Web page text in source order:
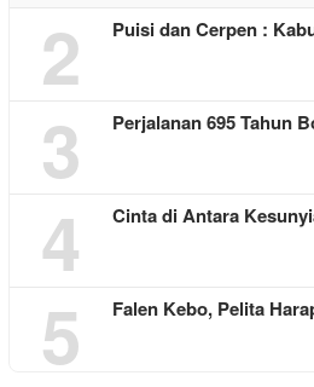
2 Puisi dan Cerpen :
3 Perjalanan 695 Tahun
4 Cinta di Antara
5 Falen Kebo, Pelita